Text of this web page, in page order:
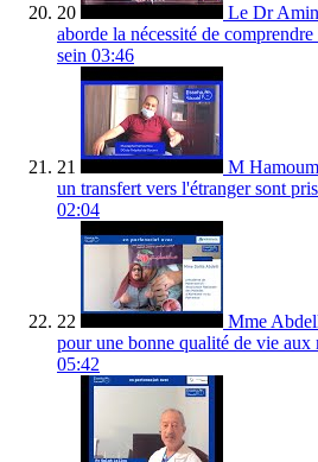
20
Le Dr
aborde la nécessité de
sein 03:46
21
M
un transfert vers l'étranger sont
02:04
22
Mme
pour une bonne qualité de vie aux
05:42